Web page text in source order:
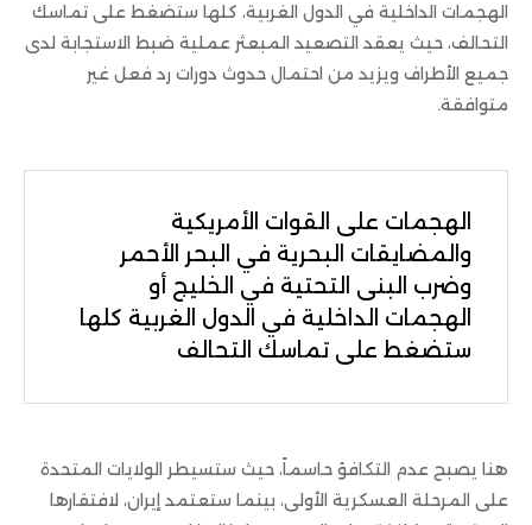
الهجمات الداخلية في الدول الغربية، كلها ستضغط على تماسك
التحالف، حيث يعقد التصعيد المبعثر عملية ضبط الاستجابة لدى
جميع الأطراف ويزيد من احتمال حدوث دورات رد فعل غير
متوافقة.
الهجمات على القوات الأمريكية
والمضايقات البحرية في البحر الأحمر
وضرب البنى التحتية في الخليج أو
الهجمات الداخلية في الدول الغربية كلها
ستضغط على تماسك التحالف
هنا يصبح عدم التكافؤ حاسماً، حيث ستسيطر الولايات المتحدة
على المرحلة العسكرية الأولى، بينما ستعتمد إيران، لافتقارها